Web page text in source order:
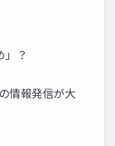
」？
情報発信が大